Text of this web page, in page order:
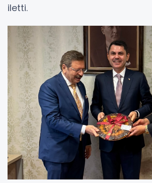
iletti.